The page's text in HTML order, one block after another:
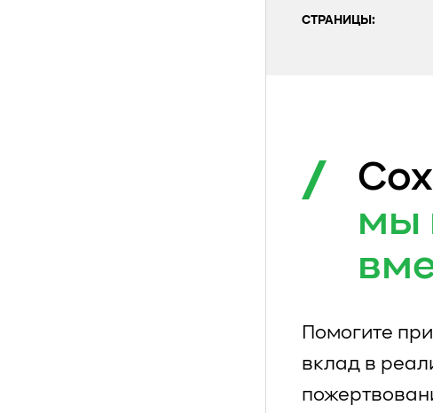
СТРАНИЦЫ:
мы
Помогите
вклад в